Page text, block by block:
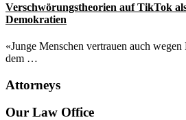
Verschwörungstheorien auf TikTok
Demokratien
«Junge Menschen vertrauen auch
dem …
Attorneys
Site
Our Law Office